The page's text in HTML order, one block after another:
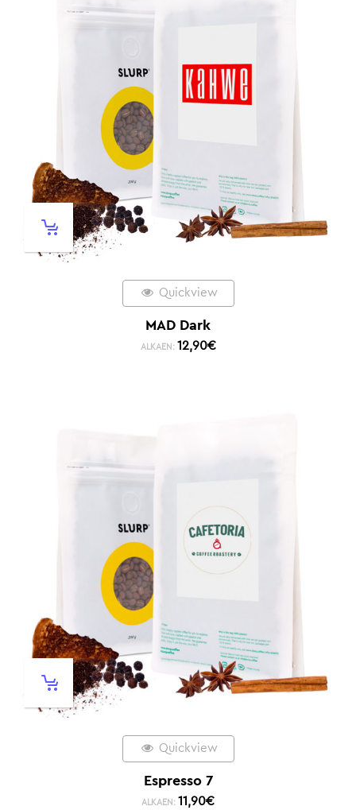
Quickview
MAD Dark
ALKAEN: 12,90€
Quickview
Espresso 7
ALKAEN: 11,90€